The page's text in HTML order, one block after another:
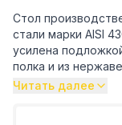
Стол
стали марки AISI
усилена подложкой
полка и из
0,8мм. Ножки
Регулируемые
Читать далее